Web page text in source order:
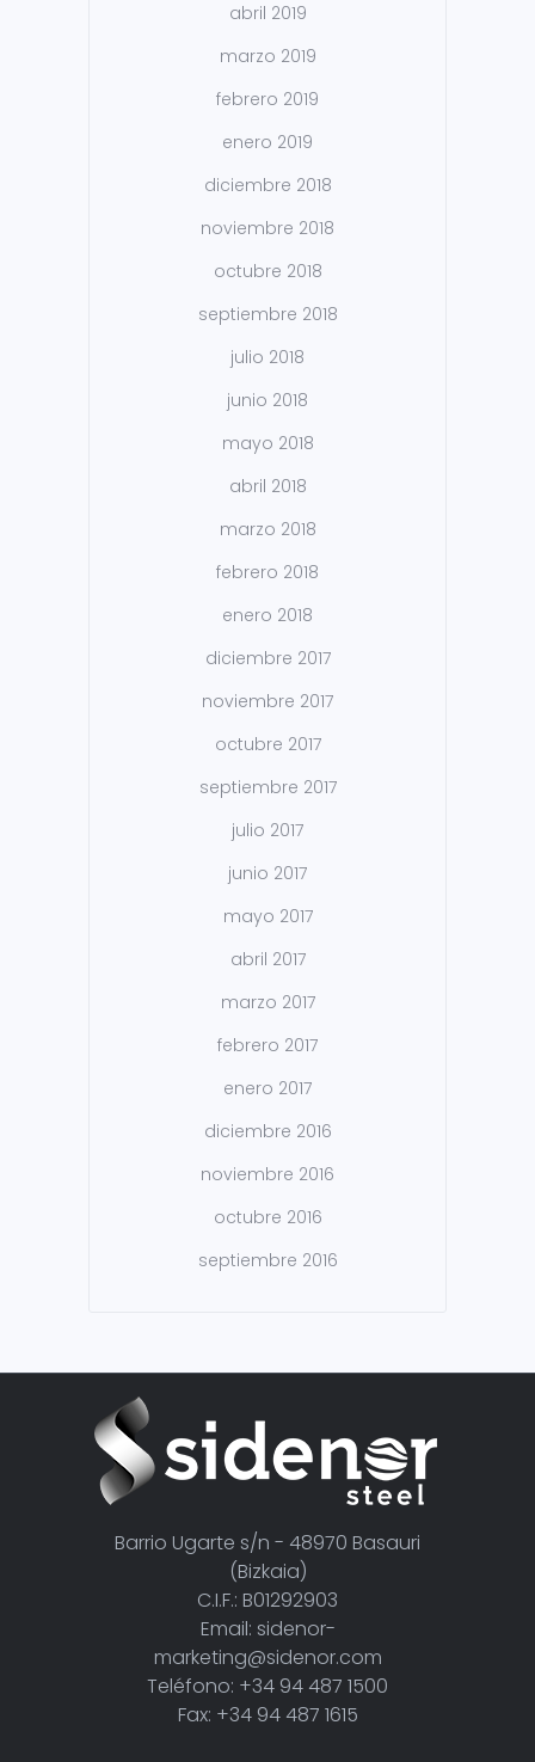
abril 2019
marzo 2019
febrero 2019
enero 2019
diciembre 2018
noviembre 2018
octubre 2018
septiembre 2018
julio 2018
junio 2018
mayo 2018
abril 2018
marzo 2018
febrero 2018
enero 2018
diciembre 2017
noviembre 2017
octubre 2017
septiembre 2017
julio 2017
junio 2017
mayo 2017
abril 2017
marzo 2017
febrero 2017
enero 2017
diciembre 2016
noviembre 2016
octubre 2016
septiembre 2016
Barrio Ugarte s/n - 48970 Basauri
(Bizkaia)
C.I.F.: B01292903
Email: sidenor-
marketing@sidenor.com
Teléfono: +34 94 487 1500
Fax: +34 94 487 1615